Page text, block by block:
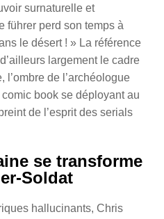
surnaturelle et
führer perd son temps à
le désert ! » La référence
largement le cadre
de l’archéologue
book se déployant au
de l’esprit des serials
se transforme
Soldat
hallucinants, Chris